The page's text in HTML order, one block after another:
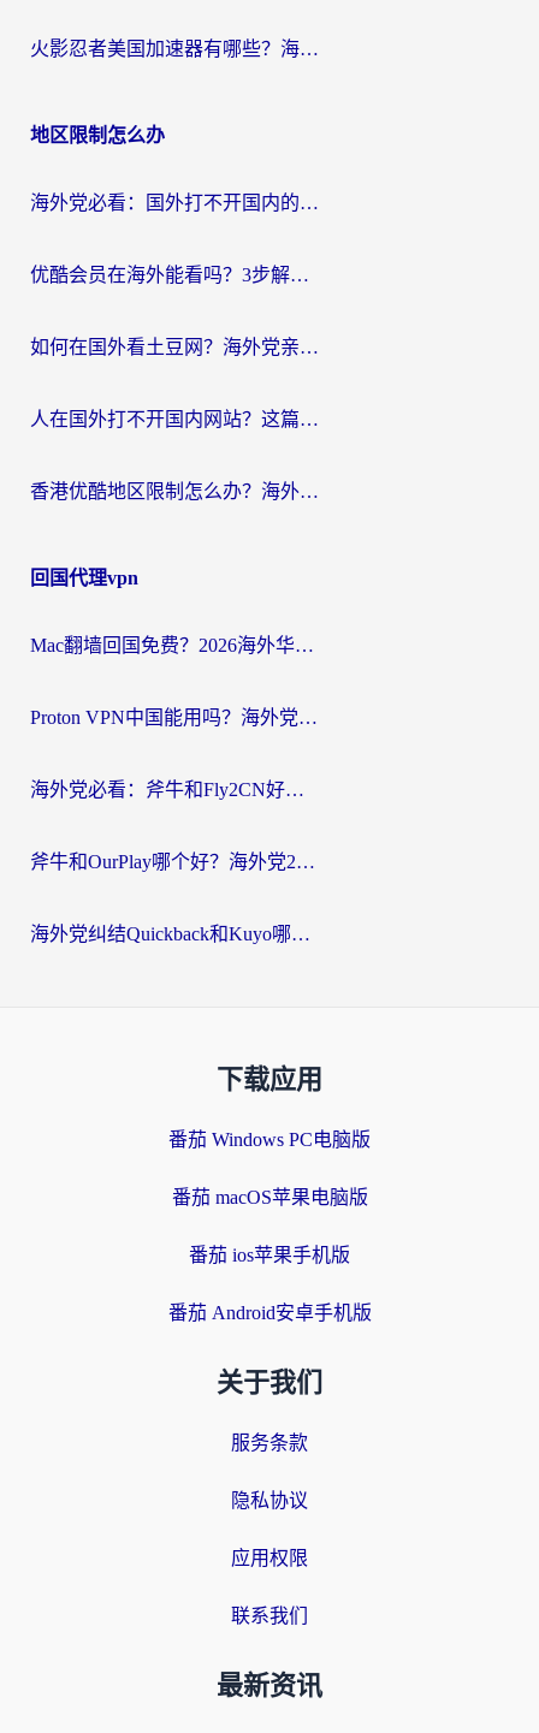
火影忍者美国加速器有哪些？海外党亲测的国服游戏加速全攻略（含菲律宾玩三国之刃守望黎明技巧）
地区限制怎么办
海外党必看：国外打不开国内的app怎么办？3步解决你的乡愁
优酷会员在海外能看吗？3步解决海外追剧难题，附实测好用加速器推荐
如何在国外看土豆网？海外党亲测有效的追剧加速器选择指南
人在国外打不开国内网站？这篇攻略帮你无缝解锁国内资源（附交管12123使用技巧）
香港优酷地区限制怎么办？海外党亲测有效的追剧解决方案
回国代理vpn
Mac翻墙回国免费？2026海外华人亲测：从CCTV5直播到国内APP，这样选加速器才靠谱
Proton VPN中国能用吗？海外党选回国加速器的避坑指南（附番茄加速器实测）
海外党必看：斧牛和Fly2CN好用吗？3招教你选对回国加速器（附免费试用攻略）
斧牛和OurPlay哪个好？海外党2026亲测：选对加速器，国内资源秒加载
海外党纠结Quickback和Kuyo哪个好？选对回国加速器才能无缝刷国内资源
下载应用
番茄 Windows PC电脑版
番茄 macOS苹果电脑版
番茄 ios苹果手机版
番茄 Android安卓手机版
关于我们
服务条款
隐私协议
应用权限
联系我们
最新资讯